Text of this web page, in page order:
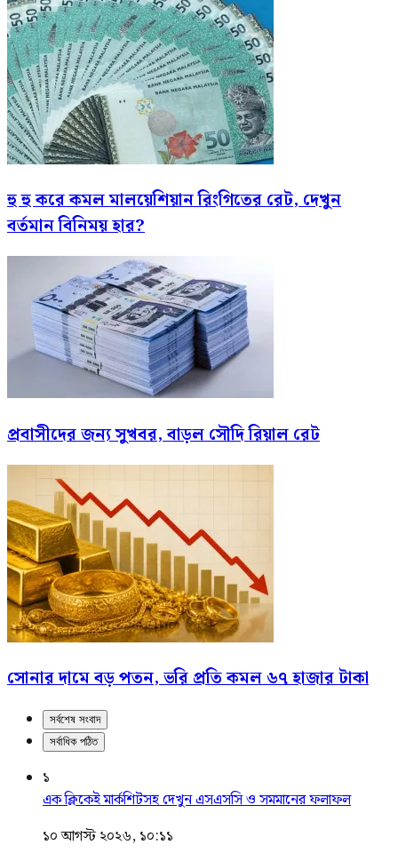
হু হু করে কমল মালয়েশিয়ান রিংগিতের রেট, দেখুন
বর্তমান বিনিময় হার?
প্রবাসীদের জন্য সুখবর, বাড়ল সৌদি রিয়াল রেট
সোনার দামে বড় পতন, ভরি প্রতি কমল ৬৭ হাজার টাকা
সর্বশেষ সংবাদ
সর্বাধিক পঠিত
১
এক ক্লিকেই মার্কশিটসহ দেখুন এসএসসি ও সমমানের ফলাফল
১০ আগস্ট ২০২৬, ১০:১১